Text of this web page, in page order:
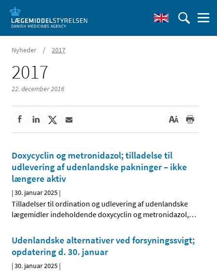
Nyheder / 2017
2017
22. december 2016
Doxycyclin og metronidazol; tilladelse til
udlevering af udenlandske pakninger – ikke
længere aktiv
|30. januar 2025 |
Tilladelser til ordination og udlevering af udenlandske
lægemidler indeholdende doxycyclin og metronidazol,…
Udenlandske alternativer ved forsyningssvigt;
opdatering d. 30. januar
|30. januar 2025 |